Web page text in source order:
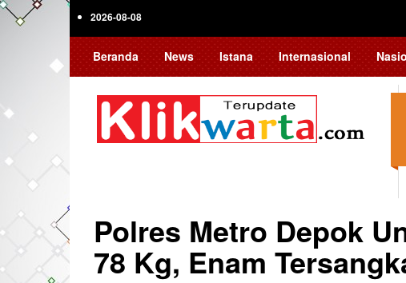
Skip
2026-08-08
Beranda News Istana Internasional
Polres Metro Depok
78 Kg, Enam